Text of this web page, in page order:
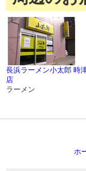
長浜ラーメン小太郎 時
店
ラーメン
ホ